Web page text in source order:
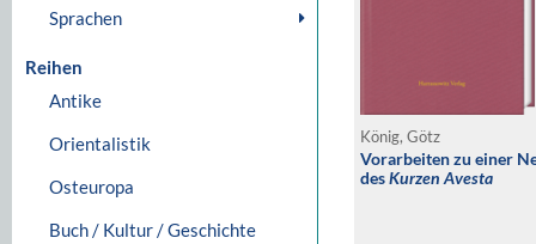
Sprachen
Reihen
Antike
Orientalistik
Osteuropa
Buch / Kultur / Geschichte
König, Götz
Vorarbeiten zu einer
desKurzen Avesta